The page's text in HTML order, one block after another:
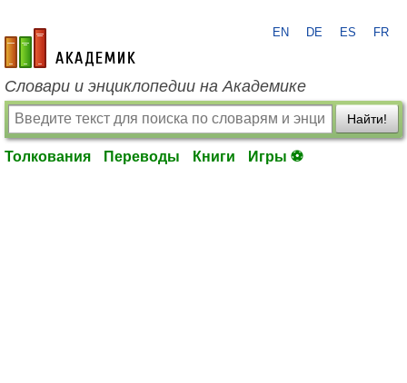
academic.ru
EN DE ES FR
Словари и энциклопедии на Академике
Найти!
Толкования Переводы Книги Игры ⚽